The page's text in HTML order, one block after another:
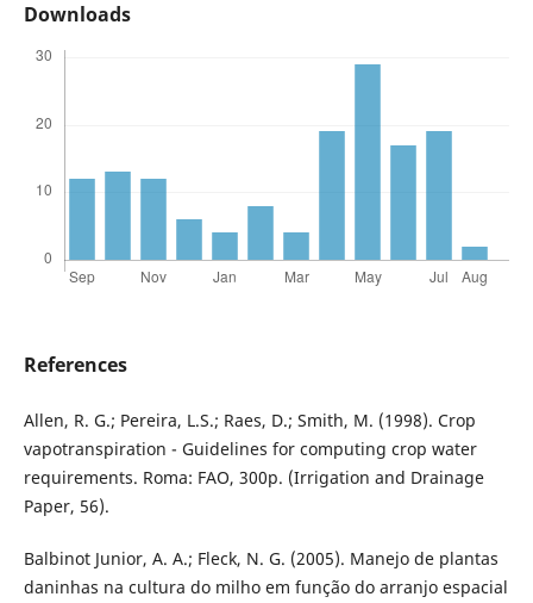
Downloads
References
Allen, R. G.; Pereira, L.S.; Raes, D.; Smith, M. (1998). Crop
vapotranspiration - Guidelines for computing crop water
requirements. Roma: FAO, 300p. (Irrigation and Drainage
Paper, 56).
Balbinot Junior, A. A.; Fleck, N. G. (2005). Manejo de plantas
daninhas na cultura do milho em função do arranjo espacial